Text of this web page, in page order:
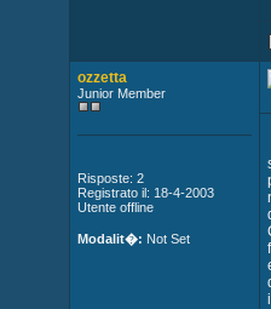
ozzetta
Junior Member
Risposte: 2
Registrato il: 18-4-2003
Utente offline
Modalit�: Not Set